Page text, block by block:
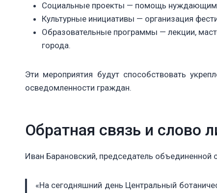
Социальные проекты — помощь
Культурные инициативы — организация
Образовательные программы — лекции,
города.
Эти мероприятия будут способствовать
осведомленности граждан.
Обратная связь и слово
Иван Барановский, председатель объединенной
«На сегодняшний день Центральный